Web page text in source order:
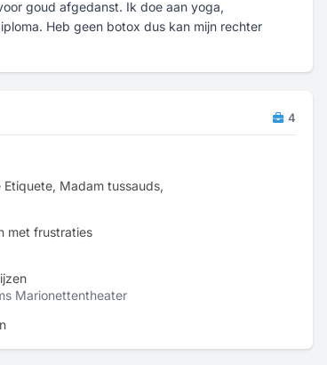
goud afgedanst. Ik doe aan yoga,
Heb geen botox dus kan mijn rechter
4
Madam tussauds,
met frustraties
Marionettentheater